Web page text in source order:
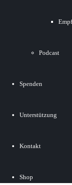
Podcast
Spenden
Unterstützung
Kontakt
Shop